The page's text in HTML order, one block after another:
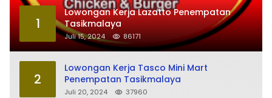
1
Lowongan Kerja Lazatto Penempatan
Tasikmalaya
Juli 15, 2024 86171
2
Lowongan Kerja Tasco Mini Mart
Penempatan Tasikmalaya
Juli 20, 2024 37960